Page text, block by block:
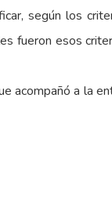
según los
fueron esos
acompañó a la